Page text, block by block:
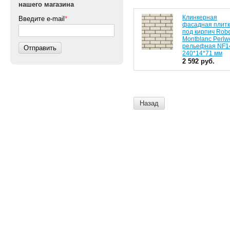
нашего магазина
Введите e-mail *
Отправить
Клинкерная
фасадная
под кирпич
Montblanc
рельефная
240*14*71 мм
2 592 руб.
Назад